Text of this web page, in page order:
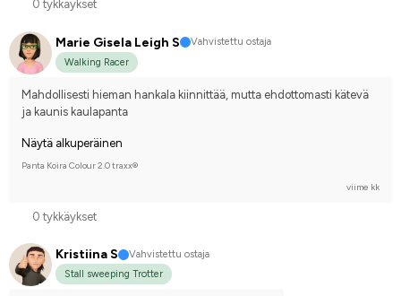
0 tykkäykset
Marie Gisela Leigh S
Vahvistettu ostaja
Walking Racer
Mahdollisesti hieman hankala kiinnittää, mutta ehdottomasti kätevä
ja kaunis kaulapanta
Näytä alkuperäinen
Panta Koira Colour 2.0 traxx®
viime kk
0 tykkäykset
Kristiina S
Vahvistettu ostaja
Stall sweeping Trotter